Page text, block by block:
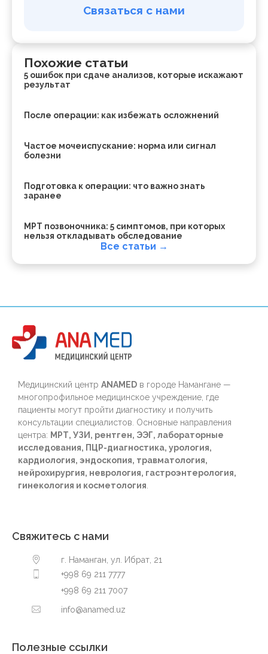
Связаться с нами
Похожие статьи
5 ошибок при сдаче анализов, которые искажают
результат
После операции: как избежать осложнений
Частое мочеиспускание: норма или сигнал
болезни
Подготовка к операции: что важно знать
заранее
МРТ позвоночника: 5 симптомов, при которых
нельзя откладывать обследование
Все статьи →
Медицинский центр ANAMED в городе Намангане —
многопрофильное медицинское учреждение, где
пациенты могут пройти диагностику и получить
консультации специалистов. Основные направления
центра: МРТ, УЗИ, рентген, ЭЭГ, лабораторные
исследования, ПЦР-диагностика, урология,
кардиология, эндоскопия, травматология,
нейрохирургия, неврология, гастроэнтерология,
гинекология и косметология.
Свяжитесь с нами
г. Наманган, ул. Ибрат, 21
+998 69 211 7777
+998 69 211 7007
info@anamed.uz
Полезные ссылки